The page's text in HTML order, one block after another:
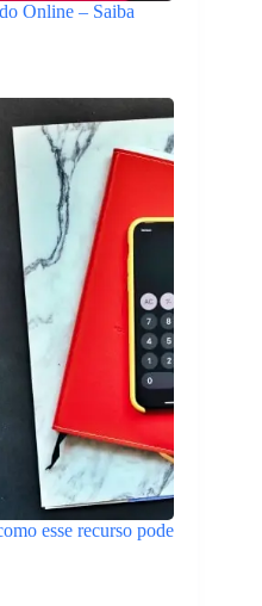
Online – Saiba
esse recurso pode